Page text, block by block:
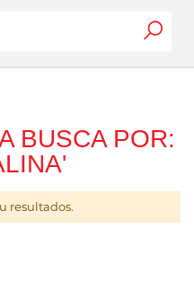
BUSCA POR:
resultados.